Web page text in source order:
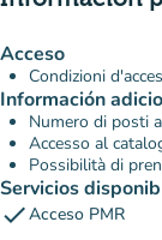
Acceso
Condizioni
Información
Numero di posti
Accesso al
Possibilità di
Servicios
checkAcceso PMR